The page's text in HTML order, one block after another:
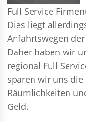
Full Service
Dies liegt
Anfahrtswegen
Daher haben wir
regional Full
sparen wir uns die
Räumlichkeiten
Geld.